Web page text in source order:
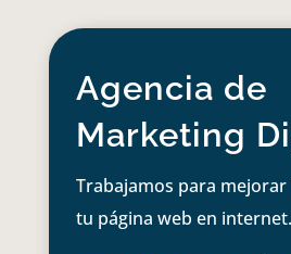
Agencia de
Marketing
Trabajamos para
tu página web en internet.